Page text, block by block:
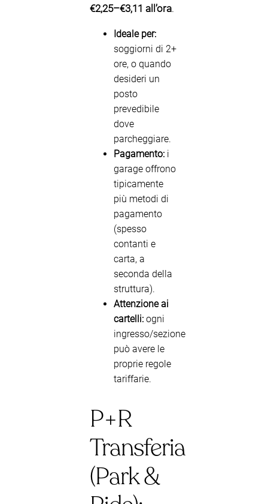
€2,25–€3,11 all’ora.
Ideale per:
soggiorni di 2+
ore, o quando
desideri un
posto
prevedibile
dove
parcheggiare.
Pagamento: i
garage offrono
tipicamente
più metodi di
pagamento
(spesso
contanti e
carta, a
seconda della
struttura).
Attenzione ai
cartelli: ogni
ingresso/sezione
può avere le
proprie regole
tariffarie.
P+R
Transferia
(Park &